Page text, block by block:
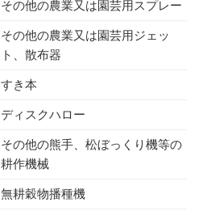
その他の農業又は園芸用スプレー
その他の農業又は園芸用ジェッ
ト、散布器
すき本
ディスクハロー
その他の熊手、松ぼっくり機等の
耕作機械
無耕穀物播種機